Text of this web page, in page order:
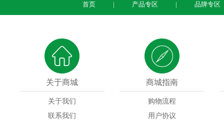
首页 产品专区 品牌专区
关于商城
关于我们
联系我们
商城指南
购物流程
用户协议